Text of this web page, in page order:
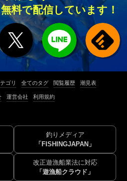
料で配信しています！
ゴリ 全てのタグ 閲覧履歴 潮見表
運営会社 利用規約
釣りメディア
「FISHINGJAPAN」
改正遊漁船業法に対応
「遊漁船クラウド」